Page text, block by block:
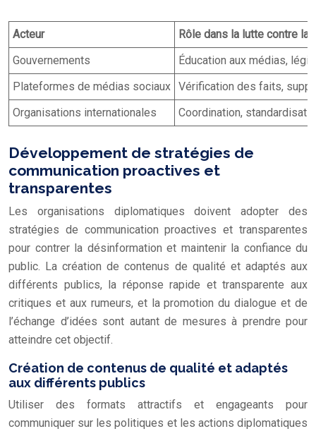
Acteur
Rôle dans la lutte contre la
Gouvernements
Éducation aux médias,
Plateformes de médias sociaux Vérification des faits,
Organisations internationales
Coordination,
Développement de stratégies de
communication proactives et
transparentes
Les organisations diplomatiques doivent adopter des
stratégies de communication proactives et transparentes
pour contrer la désinformation et maintenir la confiance du
public. La création de contenus de qualité et adaptés aux
différents publics, la réponse rapide et transparente aux
critiques et aux rumeurs, et la promotion du dialogue et de
l’échange d’idées sont autant de mesures à prendre pour
atteindre cet objectif.
Création de contenus de qualité et adaptés
aux différents publics
Utiliser des formats attractifs et engageants pour
communiquer sur les politiques et les actions diplomatiques